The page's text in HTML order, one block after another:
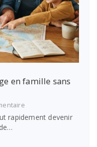
en famille sans
sur
Comment
planifier
rapidement devenir